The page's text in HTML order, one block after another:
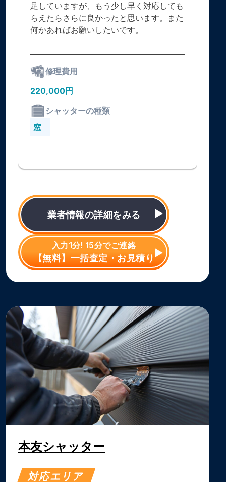
足していますが、もう少し早く対応しても
らえたらさらに良かったと思います。また
何かあればお願いしたいです。
修理費用
220,000円
シャッターの種類
窓
業者情報の詳細をみる
入力1分! 15分でご連絡
【無料】一括査定・お見積り
本友シャッター
対応エリア